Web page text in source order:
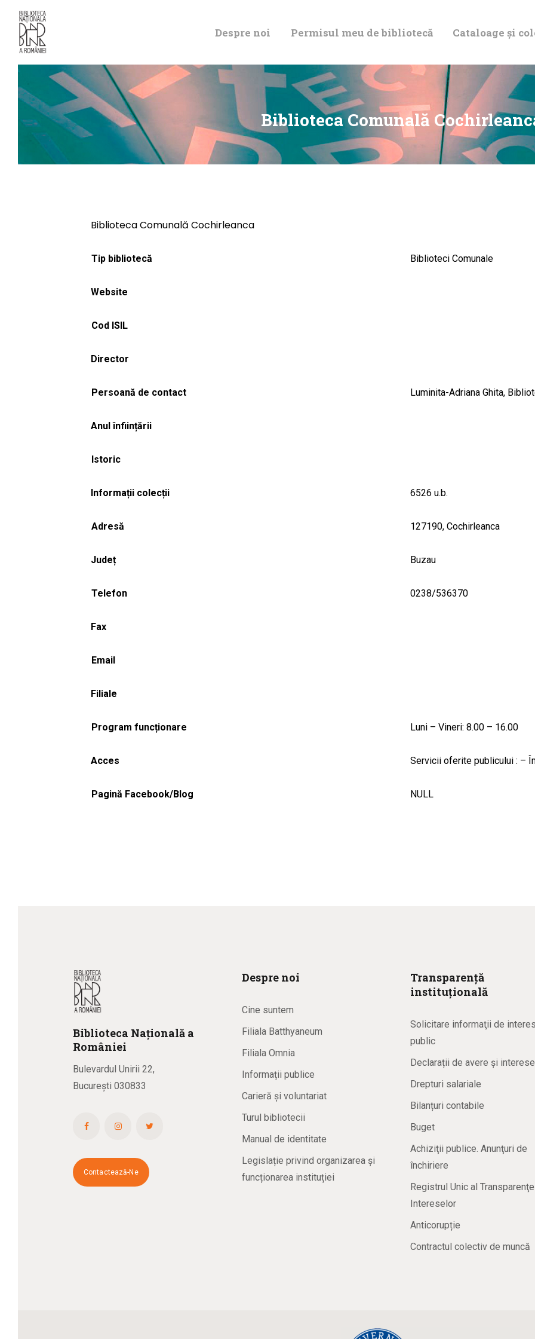
Despre noi Permisul meu de bibliotecă Cataloage și
Biblioteca Comunală
DE BIBLIOTECĂ
CATALOAGE ȘI
COLECȚII
Biblioteca Comunală Cochirleanca
Tip bibliotecă Biblioteci Comunale
Website
Cod ISIL
Director
Persoană de contact Luminita-Adriana Ghita,
Anul înființării
Istoric
Informații colecții 6526 u.b.
Adresă 127190, Cochirleanca
Județ Buzau
Telefon 0238/536370
Fax
Email
Filiale
Program funcționare Luni – Vineri: 8.00 – 16.00
Acces Servicii oferite publicului : –
Pagină Facebook/Blog NULL
Biblioteca Națională a
României
Bulevardul Unirii 22,
București 030833
Contactează-Ne
Despre noi
Cine suntem
Filiala Batthyaneum
Filiala Omnia
Informații publice
Carieră și voluntariat
Turul bibliotecii
Manual de identitate
Legislație privind organizarea și
funcționarea instituției
Transparență
instituțională
Solicitare informaţii de interes
public
Declarații de avere și interese
Drepturi salariale
Bilanțuri contabile
Buget
Achiziţii publice. Anunţuri de
închiriere
Registrul Unic al
Intereselor
Anticorupție
Contractul colectiv de muncă